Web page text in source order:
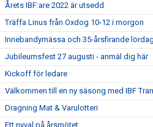
Årets IBF:are 2022 är utsedd
Träffa Linus från Oxdog 10-12 i morgon
Innebandymässa och 35-årsfirande
Jubileumsfest 27 augusti - anmäl dig här
Kickoff för ledare
Välkommen till en ny säsong med IBF
Dragning Mat & Varulotteri
Ett nyval på årsmötet